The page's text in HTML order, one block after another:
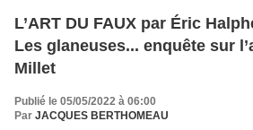
L’ART DU FAUX par Éric
Les glaneuses... enquête sur
Millet
Publié le 05/05/2022 à 06:00
Par JACQUES BERTHOMEAU